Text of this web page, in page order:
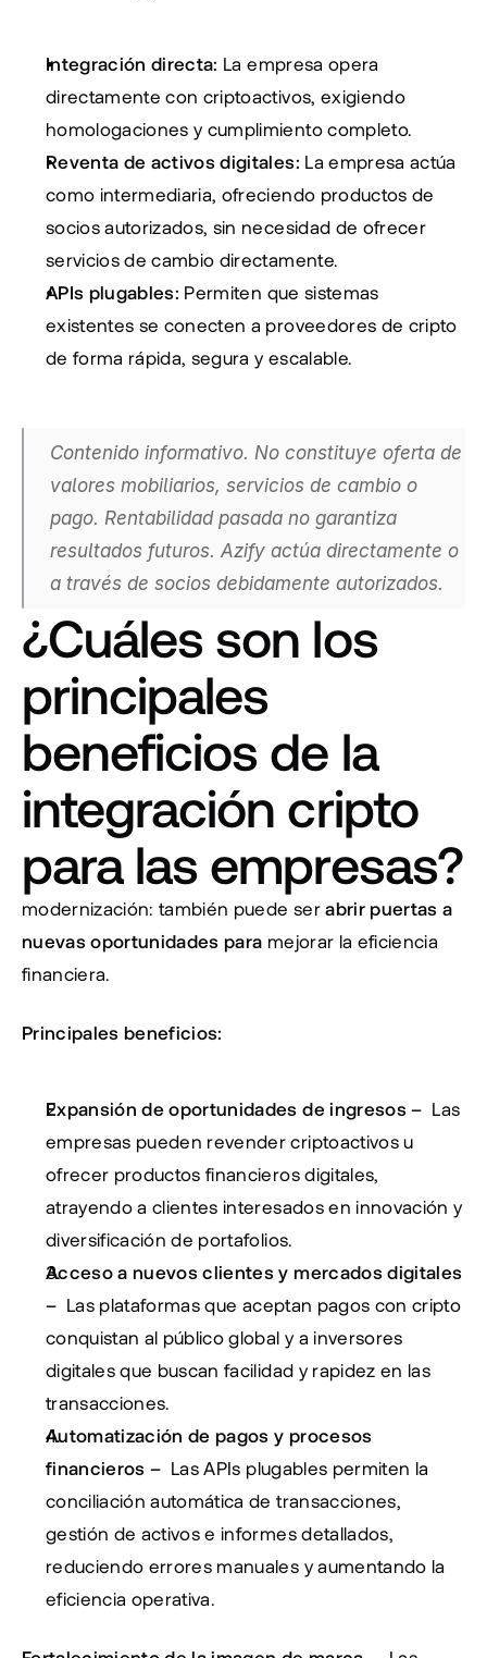
Integración directa: La empresa opera
directamente con criptoactivos, exigiendo
homologaciones y cumplimiento completo.
Reventa de activos digitales: La empresa actúa
como intermediaria, ofreciendo productos de
socios autorizados, sin necesidad de ofrecer
servicios de cambio directamente.
APIs plugables: Permiten que sistemas
existentes se conecten a proveedores de cripto
de forma rápida, segura y escalable.
Contenido informativo. No constituye oferta de
valores mobiliarios, servicios de cambio o
pago. Rentabilidad pasada no garantiza
resultados futuros. Azify actúa directamente o
a través de socios debidamente autorizados.
¿Cuáles son los
principales
beneficios de la
integración cripto
para las empresas?
modernización: también puede ser abrir puertas a
nuevas oportunidades para mejorar la eficiencia
financiera.
Principales beneficios:
Expansión de oportunidades de ingresos – Las
empresas pueden revender criptoactivos u
ofrecer productos financieros digitales,
atrayendo a clientes interesados en innovación y
diversificación de portafolios.
Acceso a nuevos clientes y mercados digitales
– Las plataformas que aceptan pagos con cripto
conquistan al público global y a inversores
digitales que buscan facilidad y rapidez en las
transacciones.
Automatización de pagos y procesos
financieros – Las APIs plugables permiten la
conciliación automática de transacciones,
gestión de activos e informes detallados,
reduciendo errores manuales y aumentando la
eficiencia operativa.